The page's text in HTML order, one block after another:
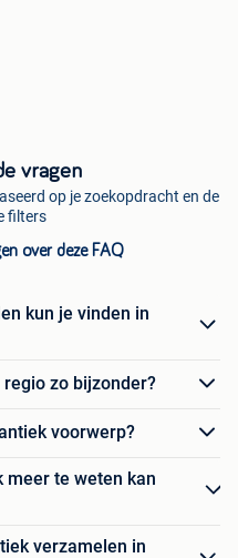
vragen
op je zoekopdracht en de
filters
over deze FAQ
kun je vinden in
zo bijzonder?
voorwerp?
meer te weten kan
verzamelen in